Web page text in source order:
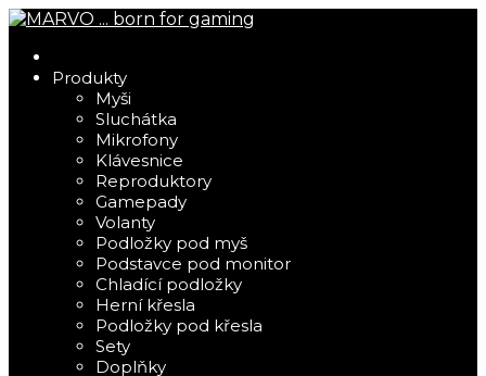
Produkty
Myši
Sluchátka
Mikrofony
Klávesnice
Reproduktory
Gamepady
Volanty
Podložky pod myš
Podstavce pod monitor
Chladící podložky
Herní křesla
Podložky pod křesla
Sety
Doplňky